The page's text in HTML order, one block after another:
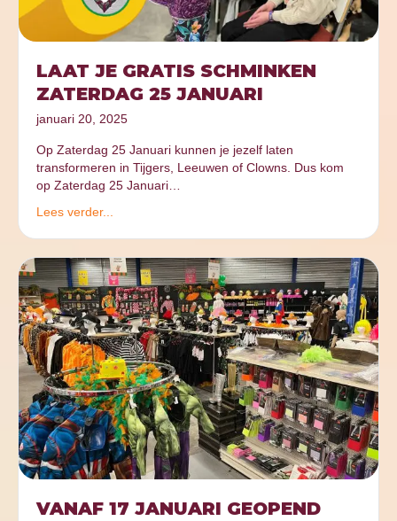
LAAT JE GRATIS SCHMINKEN
ZATERDAG 25 JANUARI
januari 20, 2025
Op Zaterdag 25 Januari kunnen je jezelf laten
transformeren in Tijgers, Leeuwen of Clowns. Dus kom
op Zaterdag 25 Januari…
Lees verder...
VANAF 17 JANUARI GEOPEND